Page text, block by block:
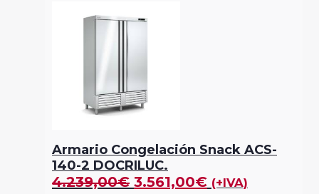
Armario Congelación Snack ACS-
140-2 DOCRILUC.
4.239,00€ 3.561,00€ (+IVA)